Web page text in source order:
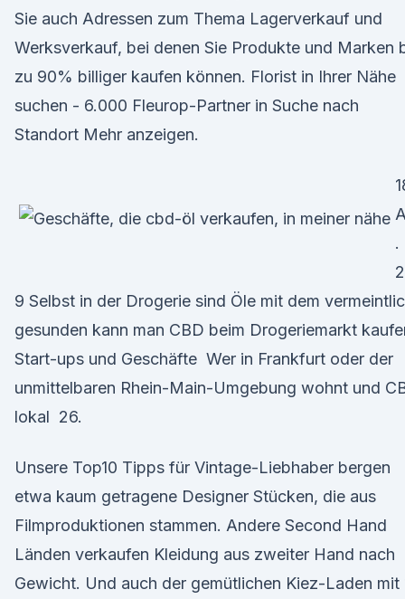
Sie auch Adressen zum Thema Lagerverkauf und
Werksverkauf, bei denen Sie Produkte und Marken
zu 90% billiger kaufen können. Florist in Ihrer Nähe
suchen - 6.000 Fleurop-Partner in Suche nach
Standort Mehr anzeigen.
.
9 Selbst in der Drogerie sind Öle mit dem
gesunden kann man CBD beim Drogeriemarkt
Start-ups und Geschäfte Wer in Frankfurt oder der
unmittelbaren Rhein-Main-Umgebung wohnt und
lokal 26.
Unsere Top10 Tipps für Vintage-Liebhaber bergen
etwa kaum getragene Designer Stücken, die aus
Filmproduktionen stammen. Andere Second Hand
Länden verkaufen Kleidung aus zweiter Hand nach
Gewicht. Und auch der gemütlichen Kiez-Laden mit